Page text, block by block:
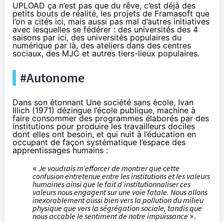
UPLOAD ça n’est pas que du rêve, c’est déjà des
petits bouts de réalité, les projets de Framasoft que
l’on a cités ici, mais aussi pas mal d’autres initiatives
avec lesquelles se fédérer : des universités des 4
saisons par ici, des universités populaires du
numérique par là, des ateliers dans des centres
sociaux, des MJC et autres tiers-lieux populaires.
#Autonome
Dans son étonnant Une société sans école, Ivan
Illich (1971) dézingue l’école publique, machine à
faire consommer des programmes élaborés par des
institutions pour produire les travailleurs dociles
dont elles ont besoin, et qui nuit à l’éducation en
occupant de façon systématique l’espace des
apprentissages humains :
« Je voudrais m’efforcer de montrer que cette
confusion entretenue entre les institutions et les valeurs
humaines ainsi que le fait d’institutionnaliser ces
valeurs nous engagent sur une voie fatale. Nous allons
inexorablement aussi bien vers la pollution du milieu
physique que vers la ségrégation sociale, tandis que
nous accable le sentiment de notre impuissance ».